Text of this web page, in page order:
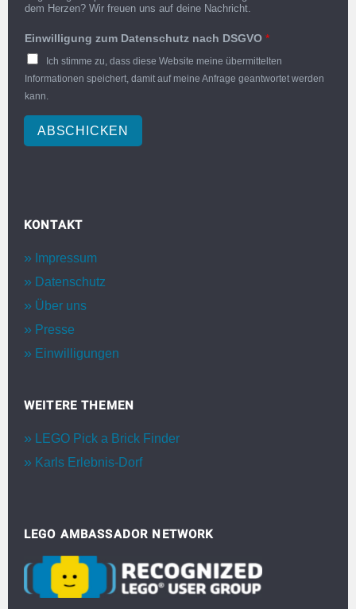
dem Herzen? Wir freuen uns auf deine Nachricht.
Einwilligung zum Datenschutz nach DSGVO *
Ich stimme zu, dass diese Website meine übermittelten
Informationen speichert, damit auf meine Anfrage geantwortet werden
kann.
ABSCHICKEN
KONTAKT
Impressum
Datenschutz
Über uns
Presse
Einwilligungen
WEITERE THEMEN
LEGO Pick a Brick Finder
Karls Erlebnis-Dorf
LEGO AMBASSADOR NETWORK